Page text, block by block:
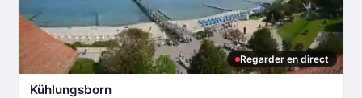
Regarder en direct
Kühlungsborn